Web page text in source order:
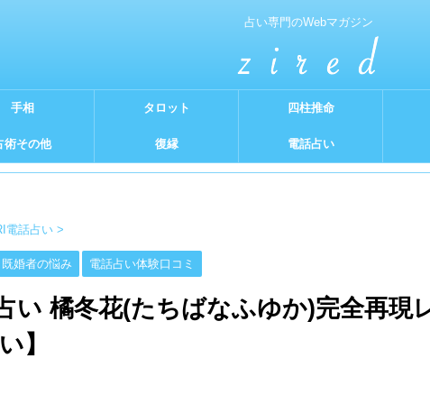
占い専門のWebマガジン
手相 タロット 四柱推命
術その他 復縁 電話占い
電話占い >
婚者の悩み 電話占い体験口コミ
い 橘冬花(たちばなふゆか)完全再現
】